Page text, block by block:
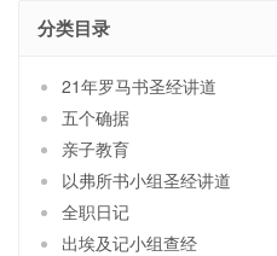
分类目录
21年罗马书圣经讲道
五个确据
亲子教育
以弗所书小组圣经讲道
全职日记
出埃及记小组查经